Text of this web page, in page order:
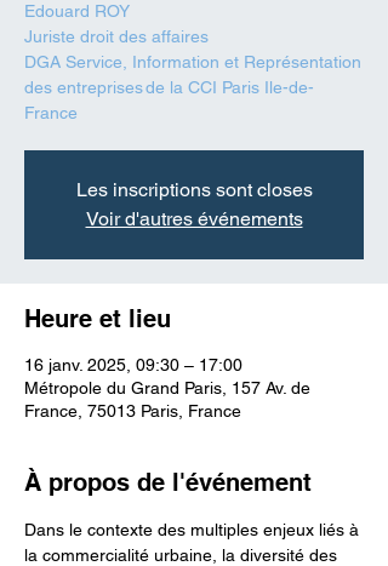
Edouard ROY
Juriste droit des affaires
DGA Service, Information et Représentation
des entreprises de la CCI Paris Ile-de-
France
Les inscriptions sont closes
Voir d'autres événements
Heure et lieu
16 janv. 2025, 09:30 – 17:00
Métropole du Grand Paris, 157 Av. de
France, 75013 Paris, France
À propos de l'événement
Dans le contexte des multiples enjeux liés à
la commercialité urbaine, la diversité des